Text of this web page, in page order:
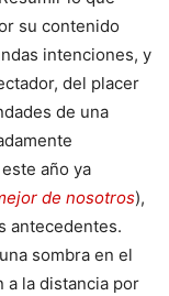
su contenido
intenciones, y
del placer
de una
año ya
de nosotros),
antecedentes.
sombra en el
la distancia por